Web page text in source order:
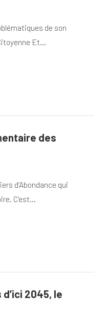
de son
Et…
des
d’Abondance qui
C’est…
2045, le